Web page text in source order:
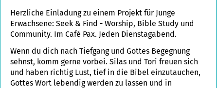
Herzliche Einladung zu einem Projekt für Junge
Erwachsene: Seek & Find - Worship, Bible Study und
Community. Im Café Pax. Jeden Dienstagabend.
Wenn du dich nach Tiefgang und Gottes Begegnung
sehnst, komm gerne vorbei. Silas und Tori freuen sich
und haben richtig Lust, tief in die Bibel einzutauchen,
Gottes Wort lebendig werden zu lassen und in